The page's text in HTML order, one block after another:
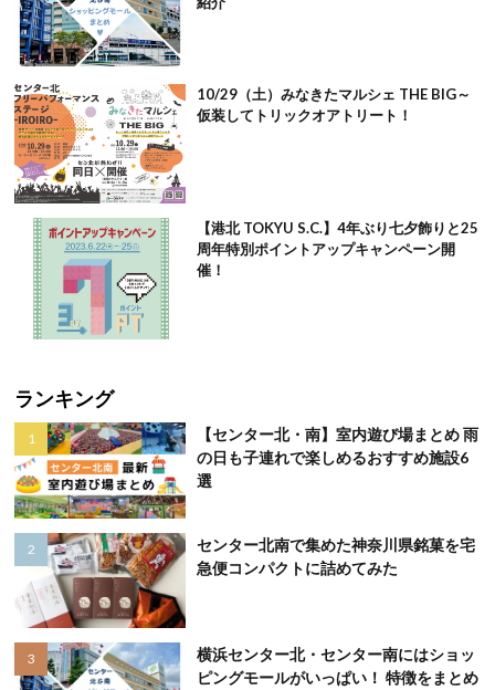
10/29（土）みなきたマルシェ THE BIG～
仮装してトリックオアトリート！
【港北 TOKYU S.C.】4年ぶり七夕飾りと25
周年特別ポイントアップキャンペーン開
催！
ランキング
【センター北・南】室内遊び場まとめ 雨
の日も子連れで楽しめるおすすめ施設6
選
センター北南で集めた神奈川県銘菓を宅
急便コンパクトに詰めてみた
横浜センター北・センター南にはショッ
ピングモールがいっぱい！ 特徴をまとめ